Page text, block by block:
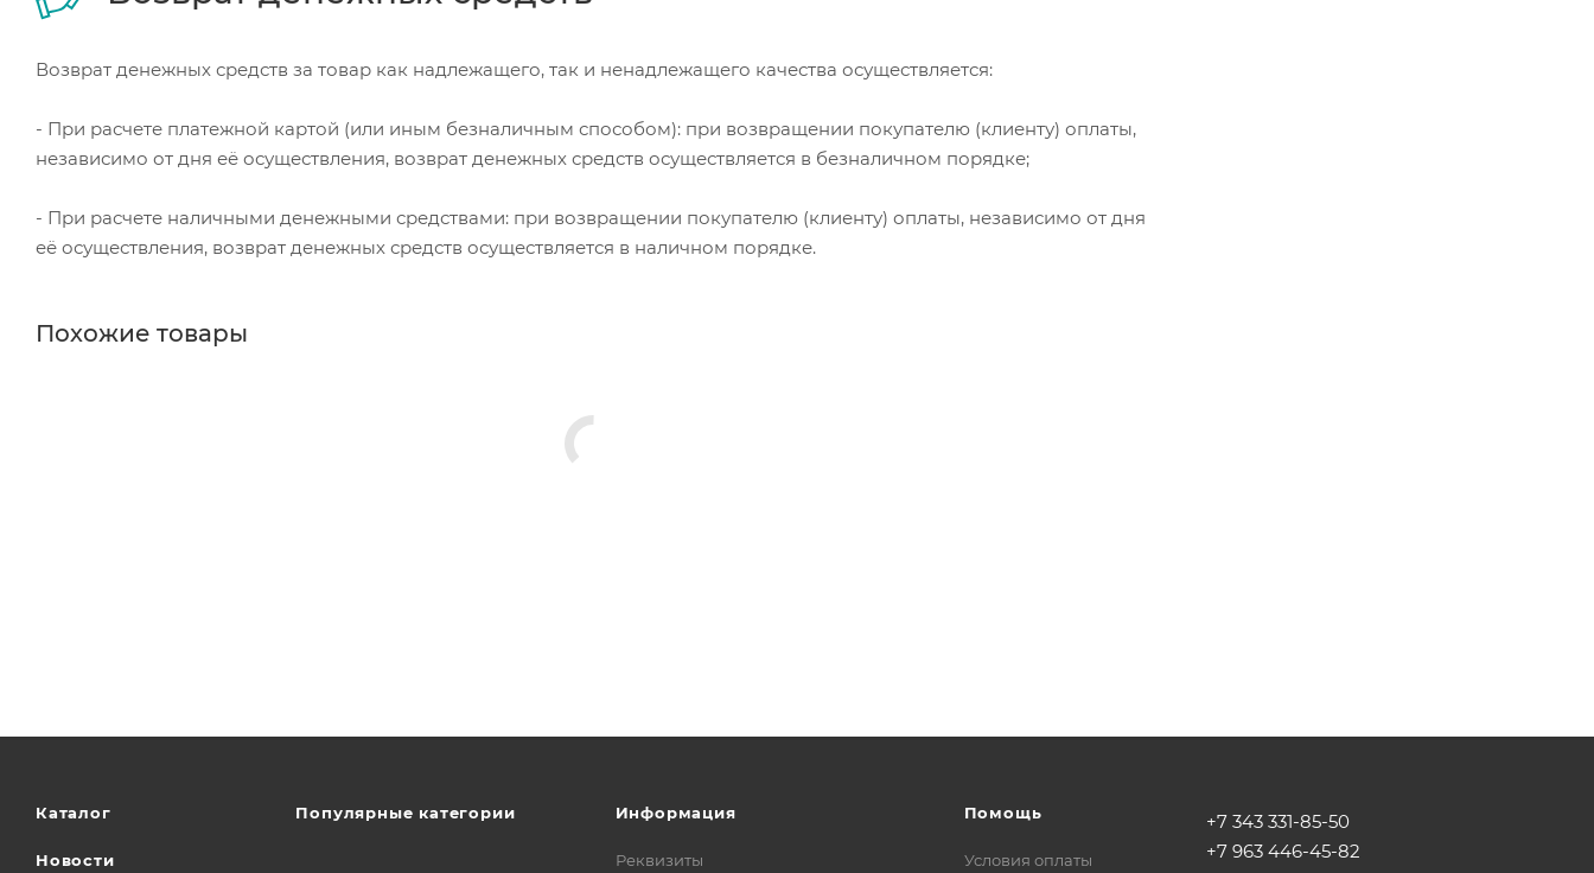
Возврат денежных средств за товар как надлежащего, так и ненадлежащего качества осуществляется:
- При расчете платежной картой (или иным безналичным способом): при возвращении покупателю (клиенту) оплаты,
независимо от дня её осуществления, возврат денежных средств осуществляется в безналичном порядке;
- При расчете наличными денежными средствами: при возвращении покупателю (клиенту) оплаты, независимо от дня
её осуществления, возврат денежных средств осуществляется в наличном порядке.
Похожие товары
Каталог
Новости
Популярные категории Информация
Реквизиты
Помощь
Условия оплаты
+7 343 331-85-50
+7 963 446-45-82